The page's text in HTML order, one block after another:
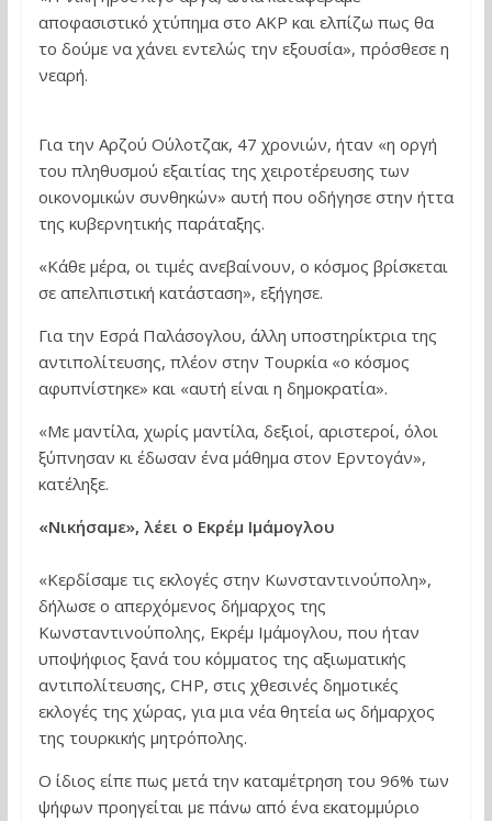
αποφασιστικό χτύπημα στο AKP και ελπίζω πως θα
το δούμε να χάνει εντελώς την εξουσία», πρόσθεσε η
νεαρή.
Για την Αρζού Ούλοτζακ, 47 χρονιών, ήταν «η οργή
του πληθυσμού εξαιτίας της χειροτέρευσης των
οικονομικών συνθηκών» αυτή που οδήγησε στην ήττα
της κυβερνητικής παράταξης.
«Κάθε μέρα, οι τιμές ανεβαίνουν, ο κόσμος βρίσκεται
σε απελπιστική κατάσταση», εξήγησε.
Για την Εσρά Παλάσογλου, άλλη υποστηρίκτρια της
αντιπολίτευσης, πλέον στην Τουρκία «ο κόσμος
αφυπνίστηκε» και «αυτή είναι η δημοκρατία».
«Με μαντίλα, χωρίς μαντίλα, δεξιοί, αριστεροί, όλοι
ξύπνησαν κι έδωσαν ένα μάθημα στον Ερντογάν»,
κατέληξε.
«Νικήσαμε», λέει ο Εκρέμ Ιμάμογλου
«Κερδίσαμε τις εκλογές στην Κωνσταντινούπολη»,
δήλωσε ο απερχόμενος δήμαρχος της
Κωνσταντινούπολης, Εκρέμ Ιμάμογλου, που ήταν
υποψήφιος ξανά του κόμματος της αξιωματικής
αντιπολίτευσης, CHP, στις χθεσινές δημοτικές
εκλογές της χώρας, για μια νέα θητεία ως δήμαρχος
της τουρκικής μητρόπολης.
Ο ίδιος είπε πως μετά την καταμέτρηση του 96% των
ψήφων προηγείται με πάνω από ένα εκατομμύριο